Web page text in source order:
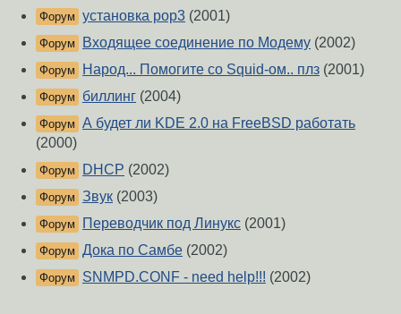
Форум установка pop3 (2001)
Форум Входящее соединение по Модему (2002)
Форум Народ... Помогите со Squid-ом.. плз (2001)
Форум биллинг (2004)
Форум А будет ли KDE 2.0 на FreeBSD работать
(2000)
Форум DHCP (2002)
Форум Звук (2003)
Форум Переводчик под Линукс (2001)
Форум Дока по Самбе (2002)
Форум SNMPD.CONF - need help!!! (2002)